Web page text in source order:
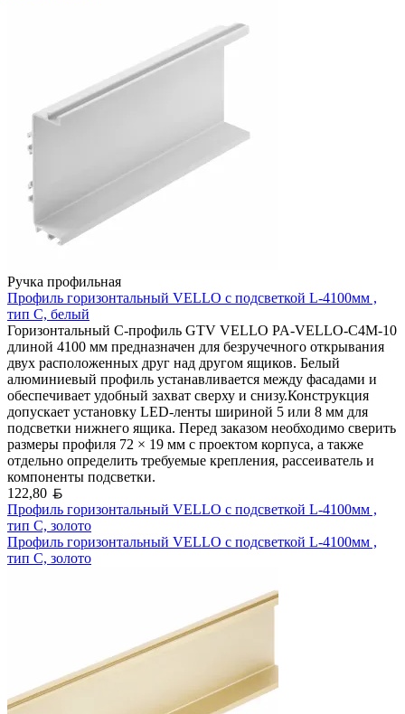
Ручка профильная
Профиль горизонтальный VELLO с подсветкой L-4100мм ,
тип С, белый
Горизонтальный C-профиль GTV VELLO PA-VELLO-C4M-10
длиной 4100 мм предназначен для безручечного открывания
двух расположенных друг над другом ящиков. Белый
алюминиевый профиль устанавливается между фасадами и
обеспечивает удобный захват сверху и снизу.Конструкция
допускает установку LED-ленты шириной 5 или 8 мм для
подсветки нижнего ящика. Перед заказом необходимо сверить
размеры профиля 72 × 19 мм с проектом корпуса, а также
отдельно определить требуемые крепления, рассеиватель и
компоненты подсветки.
122,80
Профиль горизонтальный VELLO с подсветкой L-4100мм ,
тип С, золото
Профиль горизонтальный VELLO с подсветкой L-4100мм ,
тип С, золото